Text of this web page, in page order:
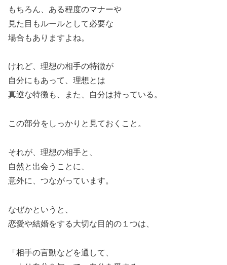
もちろん、ある程度のマナーや
見た目もルールとして必要な
場合もありますよね。
けれど、理想の相手の特徴が
自分にもあって、理想とは
真逆な特徴も、また、自分は持っている。
この部分をしっかりと見ておくこと。
それが、理想の相手と、
自然と出会うことに、
意外に、つながっています。
なぜかというと、
恋愛や結婚をする大切な目的の１つは、
「相手の言動などを通して、